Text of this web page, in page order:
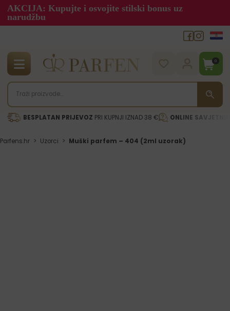
AKCIJA: Kupujte i osvojite stilski bonus uz
narudžbu
0
BESPLATAN PRIJEVOZ PRI KUPNJI IZNAD 38 € ONLINE
Parfens.hr > Uzorci > Muški parfem – 404 (2ml uzorak)